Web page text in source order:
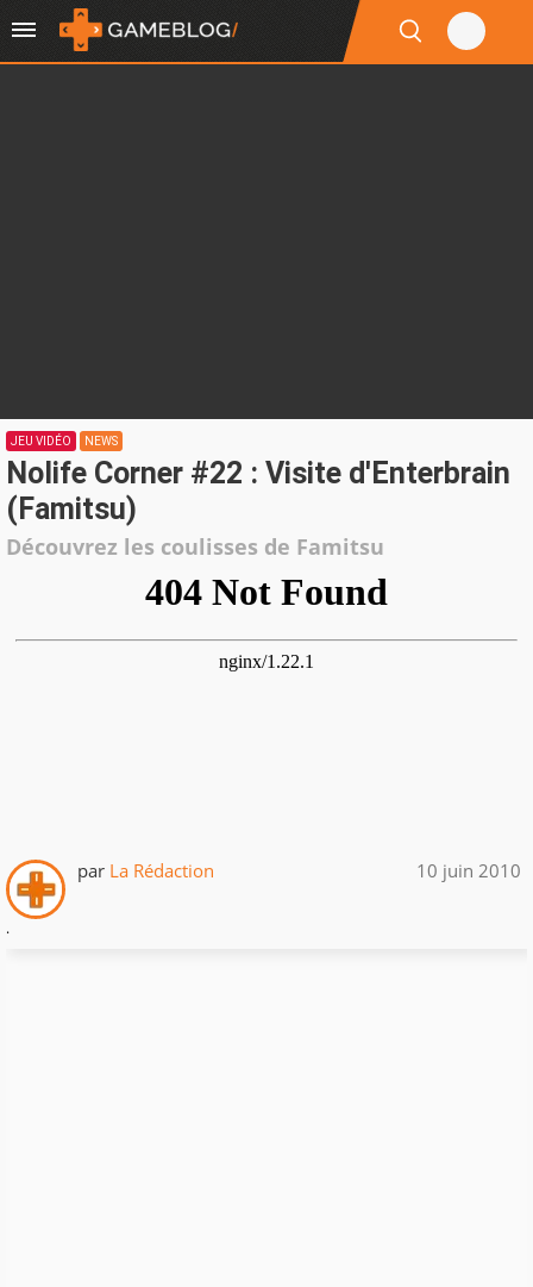
JEU VIDÉO NEWS
Nolife Corner #22 : Visite d'Enterbrain
(Famitsu)
Découvrez les coulisses de Famitsu
par La Rédaction 10 juin 2010
.